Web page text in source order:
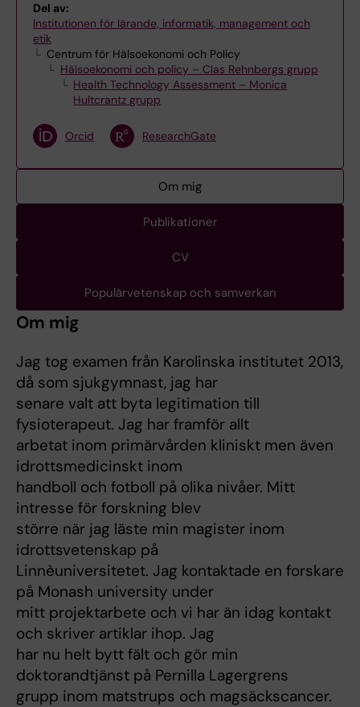
Del av:
Institutionen för lärande, informatik, management och
etik
Centrum för Hälsoekonomi och Policy
Hälsoekonomi och policy – Clas Rehnbergs grupp
Health Technology Assessment – Monica
Hultcrantz grupp
Orcid ResearchGate
Om mig
Publikationer
CV
Populärvetenskap och samverkan
Om mig
Jag tog examen från Karolinska institutet 2013,
då som sjukgymnast, jag har
senare valt att byta legitimation till
fysioterapeut. Jag har framför allt
arbetat inom primärvården kliniskt men även
idrottsmedicinskt inom
handboll och fotboll på olika nivåer. Mitt
intresse för forskning blev
större när jag läste min magister inom
idrottsvetenskap på
Linnèuniversitetet. Jag kontaktade en forskare
på Monash university under
mitt projektarbete och vi har än idag kontakt
och skriver artiklar ihop. Jag
har nu helt bytt fält och gör min
doktorandtjänst på Pernilla Lagergrens
grupp inom matstrups och magsäckscancer.